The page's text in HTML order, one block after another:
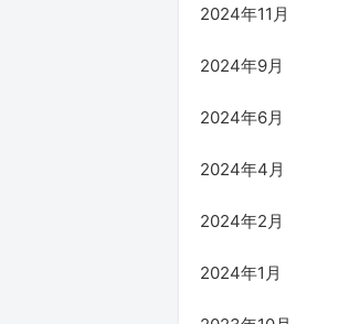
2024年11月
2024年9月
2024年6月
2024年4月
2024年2月
2024年1月